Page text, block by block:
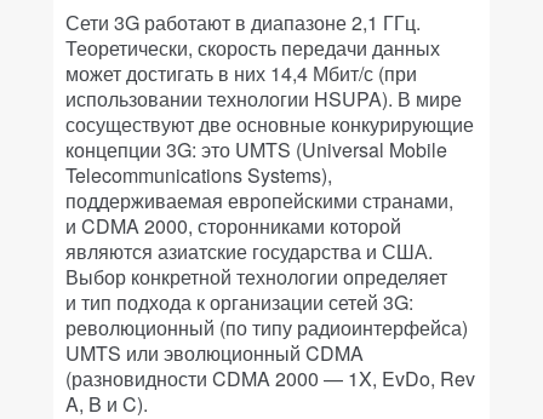
Сети 3G работают в диапазоне 2,1 ГГц.
Теоретически, скорость передачи данных
может достигать в них 14,4 Мбит/с (при
использовании технологии HSUPA). В мире
сосуществуют две основные конкурирующие
концепции 3G: это UMTS (Universal Mobile
Telecommunications Systems),
поддерживаемая европейскими странами,
и CDMA 2000, сторонниками которой
являются азиатские государства и США.
Выбор конкретной технологии определяет
и тип подхода к организации сетей 3G:
революционный (по типу радиоинтерфейса)
UMTS или эволюционный CDMA
(разновидности CDMA 2000 — 1X, EvDo, Rev
A, B и C).